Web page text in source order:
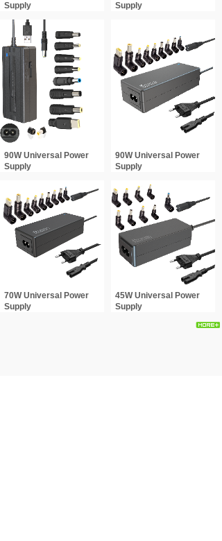
Supply
Supply
90W Universal Power
Supply
90W Universal Power
Supply
70W Universal Power
Supply
45W Universal Power
Supply